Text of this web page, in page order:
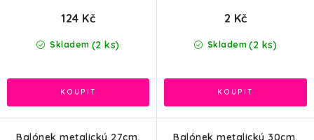
Skladem (2 ks)
124 Kč
Skladem (2 ks)
2 Kč
Balónek metalický 27cm,
Balónek metalický 30cm,